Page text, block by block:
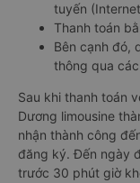
tuyến
Thanh toán
Bên cạnh đó,
thông qua
Sau khi thanh toán
Dương limousine
nhận thành công
đăng ký. Đến ngày
trước 30 phút giờ